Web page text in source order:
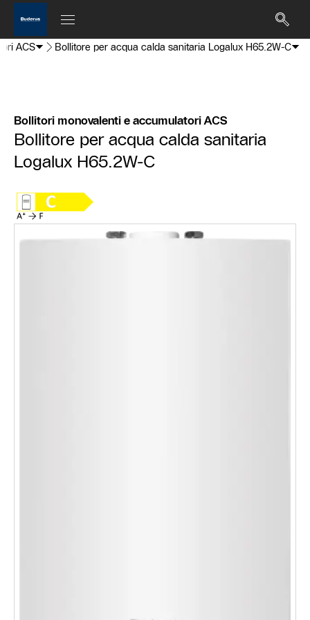
ACS Bollitore per acqua calda sanitaria Logalux H65.2W-C
Bollitori monovalenti e accumulatori ACS
Bollitore per acqua calda sanitaria
Logalux H65.2W-C